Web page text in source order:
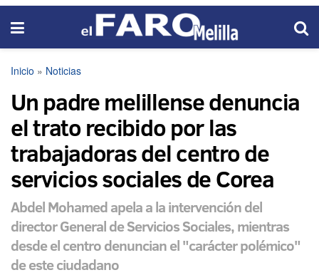
Inicio » Noticias
Un padre melillense denuncia
el trato recibido por las
trabajadoras del centro de
servicios sociales de Corea
Abdel Mohamed apela a la intervención del
director General de Servicios Sociales, mientras
desde el centro denuncian el "carácter polémico"
de este ciudadano